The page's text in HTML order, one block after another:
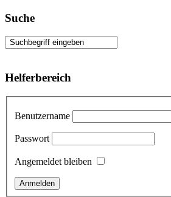
Suche
Helferbereich
Benutzername
Passwort
Angemeldet bleiben